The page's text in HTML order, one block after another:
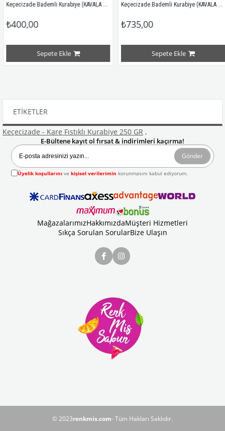
Keçecizade Bademli Kurabiye (KAVALA Kurabiyesi) 445 GR
₺400,00
Sepete Ekle
Keçecizade Bademli Kurabiye (KAVALA Kurabiyesi) 920GR
₺735,00
Sepete Ekle
ETIKETLER
Keçecizade - Kare Fıstıklı Kurabiye 250 GR ,
E-Bültene kayıt ol fırsat & indirimleri kaçırma!
Gönder
Üyelik koşullarını vekişisel verilerimin korunmasını kabul ediyorum.
MağazalarımızHakkımızdaMüşteri Hizmetleri
Sıkça Sorulan SorularBize Ulaşın
© 2023renkmis.com- Tüm Hakları Saklıdır.